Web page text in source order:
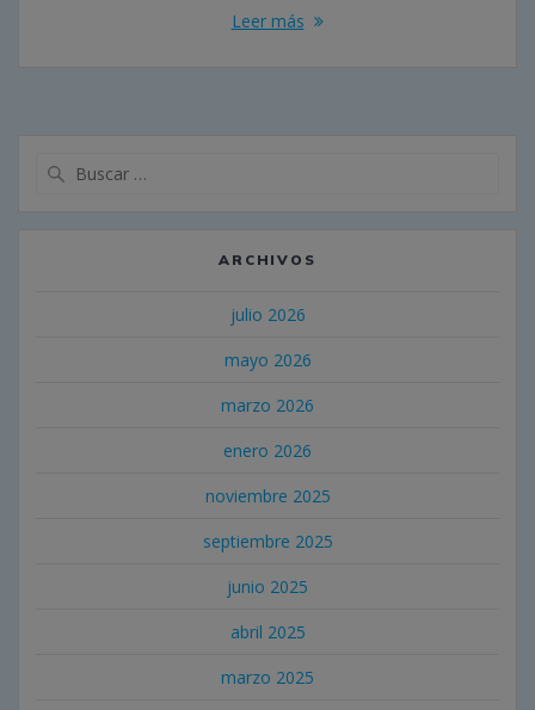
Leer más
ARCHIVOS
julio 2026
mayo 2026
marzo 2026
enero 2026
noviembre 2025
septiembre 2025
junio 2025
abril 2025
marzo 2025